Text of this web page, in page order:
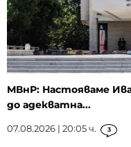
МВнР: Настояваме
до адекватна...
07.08.2026 | 20:05 ч. 3